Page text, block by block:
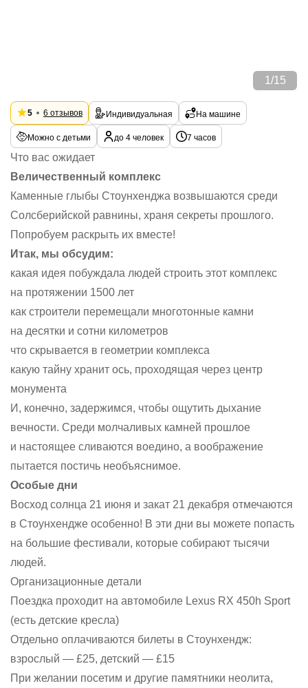
1 /15
5 6 отзывов Индивидуальная На машине
Можно с детьми до 4 человек 7 часов
Что вас ожидает
Величественный комплекс
Каменные глыбы Стоунхенджа возвышаются среди
Солсберийской равнины, храня секреты прошлого.
Попробуем раскрыть их вместе!
Итак, мы обсудим:
какая идея побуждала людей строить этот комплекс
на протяжении 1500 лет
как строители перемещали многотонные камни
на десятки и сотни километров
что скрывается в геометрии комплекса
какую тайну хранит ось, проходящая через центр
монумента
И, конечно, задержимся, чтобы ощутить дыхание
вечности. Среди молчаливых камней прошлое
и настоящее сливаются воедино, а воображение
пытается постичь необъяснимое.
Особые дни
Восход солнца 21 июня и закат 21 декабря отмечаются
в Стоунхендже особенно! В эти дни вы можете попасть
на большие фестивали, которые собирают тысячи
людей.
Организационные детали
Поездка проходит на автомобиле Lexus RX 450h Sport
(есть детские кресла)
Отдельно оплачиваются билеты в Стоунхендж:
взрослый — £25, детский — £15
При желании посетим и другие памятники неолита,